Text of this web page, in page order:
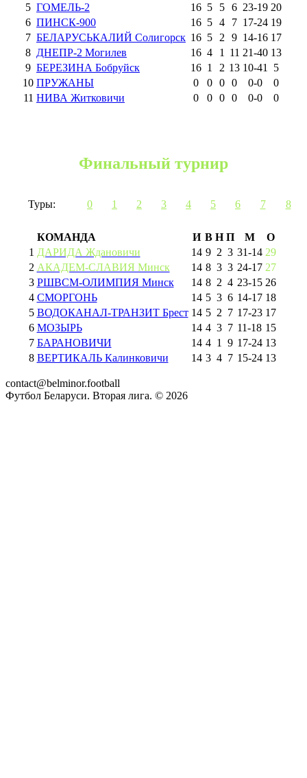
5 ГОМЕЛЬ-2 16 5 5 6 23-19 20
6 ПИНСК-900 16 5 4 7 17-24 19
7 БЕЛАРУСЬКАЛИЙ Солигорск 16 5 2 9 14-16 17
8 ДНЕПР-2 Могилев 16 4 1 11 21-40 13
9 БЕРЕЗИНА Бобруйск 16 1 2 13 10-41
5
10 ПРУЖАНЫ 0 0 0 0 0-0
0
11 НИВА Житковичи 0 0 0 0 0-0 0
Финальный турнир
Туры: 0 1 2 3 4 5 6 7 8
КОМАНДА И В Н П М
О
1 ДАРИДА Ждановичи 14 9 2 3 31-14 29
2 АКАДЕМ-СЛАВИЯ Минск 14 8 3 3 24-17 27
3 РШВСМ-ОЛИМПИЯ Минск 14 8 2 4 23-15 26
4 СМОРГОНЬ 14 5 3 6 14-17 18
5 ВОДОКАНАЛ-ТРАНЗИТ Брест 14 5 2 7 17-23 17
6 МОЗЫРЬ 14 4 3 7 11-18 15
7 БАРАНОВИЧИ 14 4 1 9 17-24 13
8 ВЕРТИКАЛЬ Калинковичи 14 3 4 7 15-24 13
contact@belminor.football
Футбол Беларуси. Вторая лига. © 2026